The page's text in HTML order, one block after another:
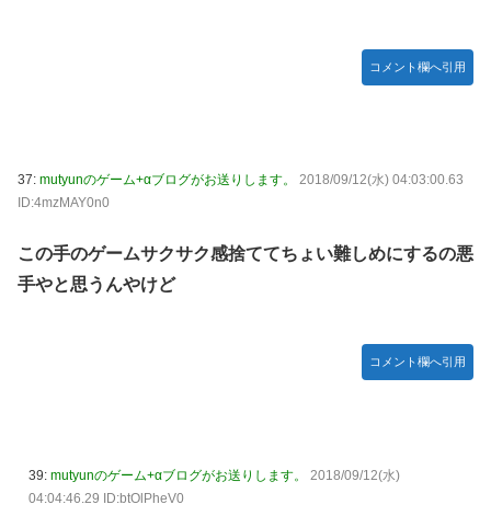
コメント欄へ引用
37: mutyunのゲーム+αブログがお送りします。
2018/09/12(水) 04:03:00.63
ID:4mzMAY0n0
この手のゲームサクサク感捨ててちょい難しめにするの悪
手やと思うんやけど
コメント欄へ引用
39: mutyunのゲーム+αブログがお送りします。
2018/09/12(水)
04:04:46.29 ID:btOlPheV0